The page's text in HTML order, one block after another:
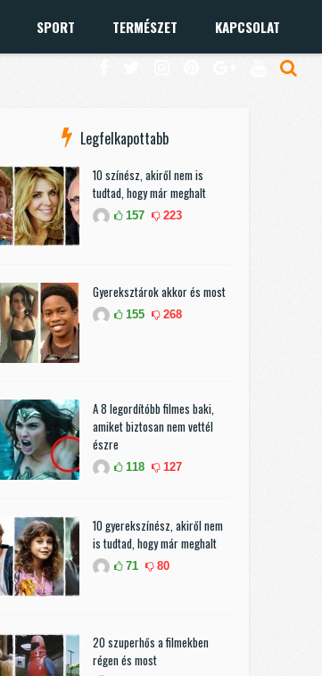
SPORT TERMÉSZET KAPCSOLAT
Legfelkapottabb
10 színész, akiről nem is
tudtad, hogy már meghalt
157 223
Gyereksztárok akkor és most
155 268
A 8 legordítóbb filmes baki,
amiket biztosan nem vettél
észre
118 127
10 gyerekszínész, akiről nem
is tudtad, hogy már meghalt
71 80
20 szuperhős a filmekben
régen és most